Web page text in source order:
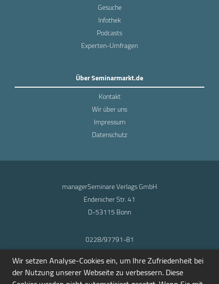
Gesuche
Infothek
Podcasts
Experten-Umfragen
Über Seminarmarkt.de
Kontakt
Wir über uns
Impressum
Datenschutz
managerSeminare Verlags GmbH
Endenicher Str. 41
D-53115 Bonn
0228/97791-81
info@seminarmarkt.de
© 2001-2026
Wir setzen Analyse-Cookies ein, um Ihre Zufriedenheit bei
der Nutzung unserer Webseite zu verbessern. Diese